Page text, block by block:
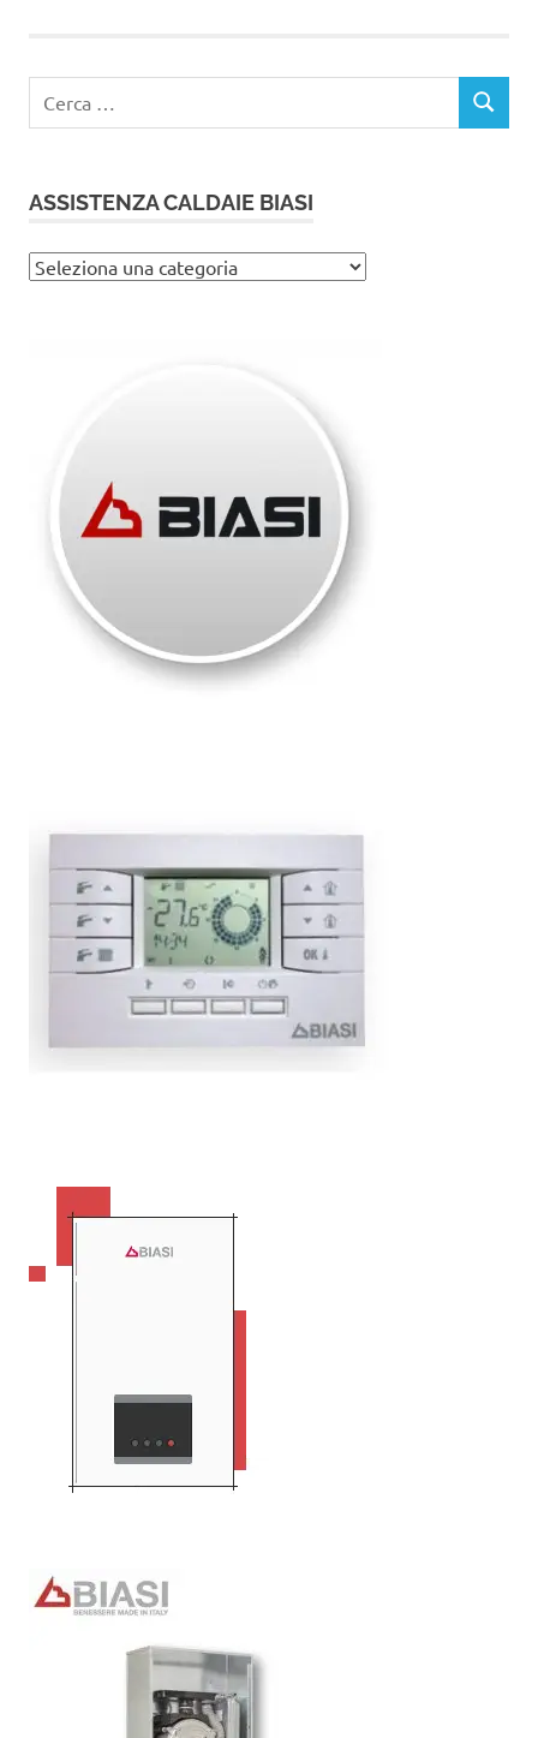
CERCA
ASSISTENZA CALDAIE BIASI
Assistenza